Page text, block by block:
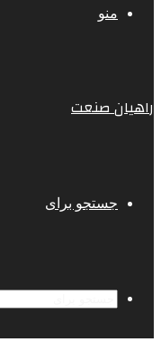
منو
راهیان صنعت
جستجو برای